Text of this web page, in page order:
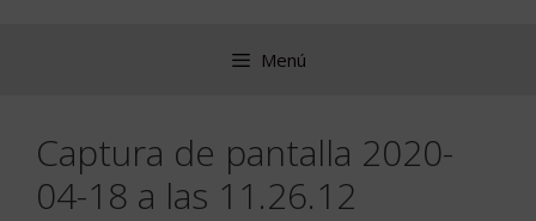
Menú
Captura de pantalla 2020-
04-18 a las 11.26.12